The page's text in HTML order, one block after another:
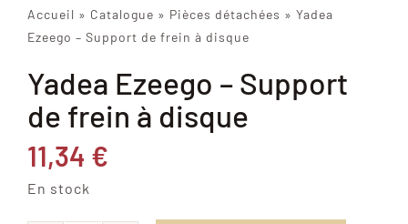
Accueil » Catalogue » Pièces détachées » Yadea
Ezeego – Support de frein à disque
Yadea Ezeego – Support
de frein à disque
11,34 €
En stock